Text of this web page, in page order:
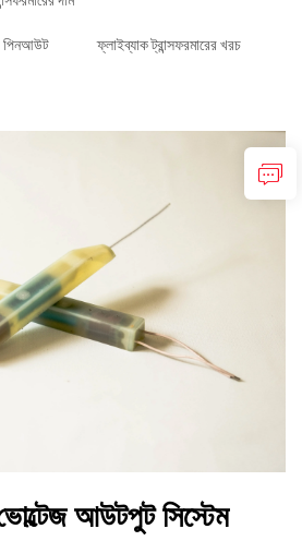
পিনআউট ফ্লাইব্যাক ট্রান্সফরমারের খরচ
ভোল্টেজ আউটপুট সিস্টেম